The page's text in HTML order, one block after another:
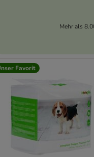
Mehr als
Favorit